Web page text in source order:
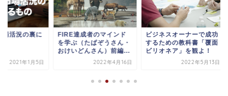
達成者のマインド
ぶ（たぱぞうさん・
いどんさん）前編...
2022年4月16日
ビジネスオーナーで成功
するための教科書「覆面
ビリオネア」を観よ！
2022年5月13日
「視座を高める」重
を仕事・ゲーム・投
ら学ぶ
2021年6